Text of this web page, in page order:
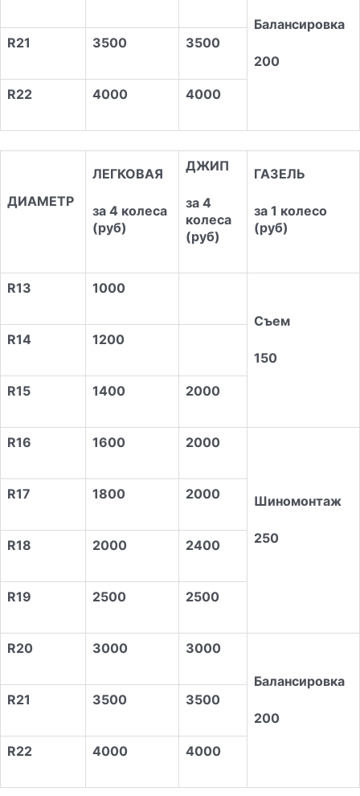
Балансировка
200
R21 3500 3500
R22 4000 4000
ДИАМЕТР
ЛЕГКОВАЯ
за 4 колеса
(руб)
ДЖИП
за 4
колеса
(руб)
ГАЗЕЛЬ
за 1 колесо
(руб)
R13 1000
Съем
150
R14 1200
R15 1400 2000
R16 1600 2000
Шиномонтаж
250
R17 1800 2000
R18 2000 2400
R19 2500 2500
R20 3000 3000
Балансировка
200
R21 3500 3500
R22 4000 4000